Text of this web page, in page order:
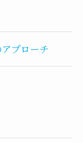
プローチ